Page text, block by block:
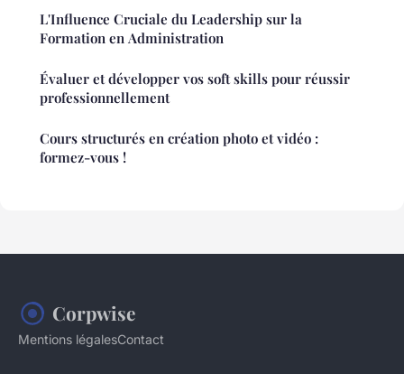
L'Influence Cruciale du Leadership sur la
Formation en Administration
Évaluer et développer vos soft skills pour réussir
professionnellement
Cours structurés en création photo et vidéo :
formez-vous !
Corpwise
Mentions légalesContact